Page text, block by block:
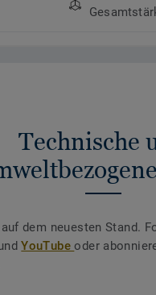
Technische
dem neuesten Stand.
YouTubeoder